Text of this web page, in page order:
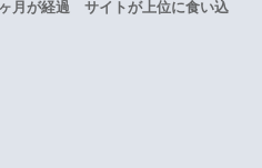
月が経過 サイトが上位に食い込